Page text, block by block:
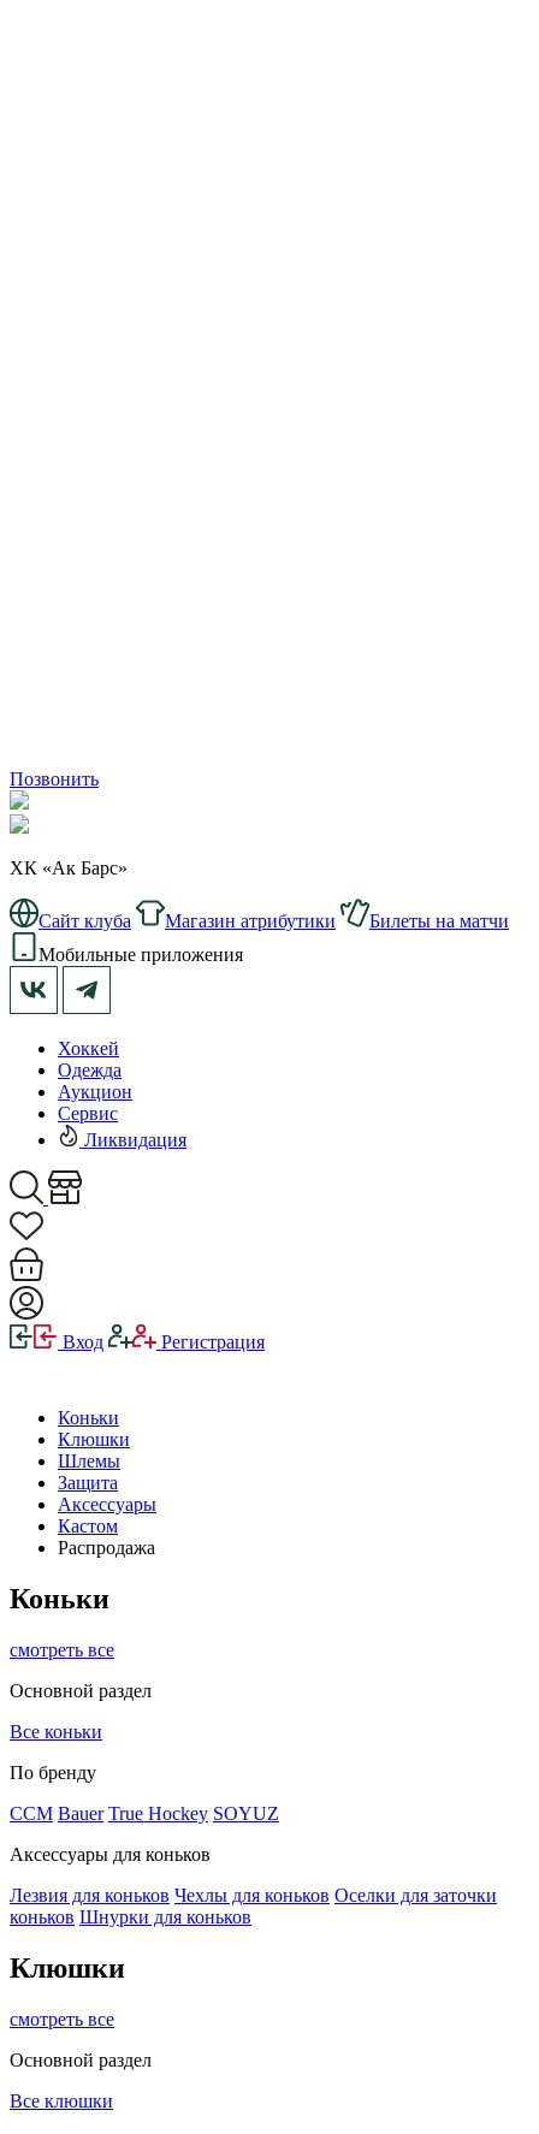
Позвонить
ХК «Ак Барс»
Сайт клуба Магазин атрибутики
Билеты на матчи
Мобильные приложения
Хоккей
Одежда
Аукцион
Сервис
Ликвидация
Вход Регистрация
Коньки
Клюшки
Шлемы
Защита
Аксессуары
Кастом
Распродажа
Коньки
смотреть все
Основной раздел
Все коньки
По бренду
ССМ Bauer True Hockey SOYUZ
Аксессуары для коньков
Лезвия для коньков Чехлы для коньков Оселки для заточки
коньков Шнурки для коньков
Клюшки
смотреть все
Основной раздел
Все клюшки